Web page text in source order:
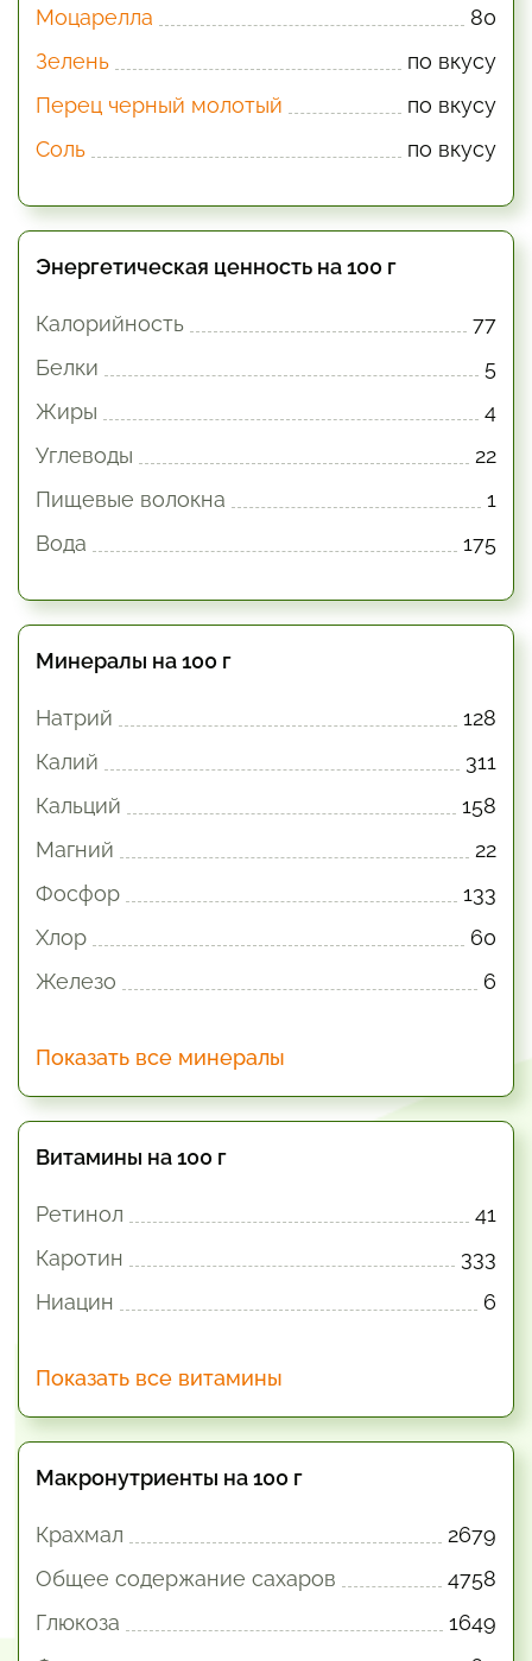
Моцарелла
80
Зелень
по вкусу
Перец черный молотый
по вкусу
Соль
по вкусу
Энергетическая ценность на 100 г
Калорийность
77
Белки
5
Жиры
4
Углеводы
22
Пищевые волокна
1
Вода
175
Минералы на 100 г
Натрий
128
Калий
311
Кальций
158
Магний
22
Фосфор
133
Хлор
60
Железо
6
Показать все минералы
Витамины на 100 г
Ретинол
41
Каротин
333
Ниацин
6
Показать все витамины
Макронутриенты на 100 г
Крахмал
2679
Общее содержание сахаров
4758
Глюкоза
1649